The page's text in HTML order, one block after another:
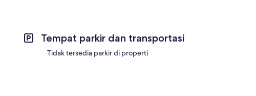
Tempat parkir dan transportasi
Tidak tersedia parkir di properti